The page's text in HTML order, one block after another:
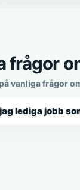
frågor
vanliga frågor
lediga jobb